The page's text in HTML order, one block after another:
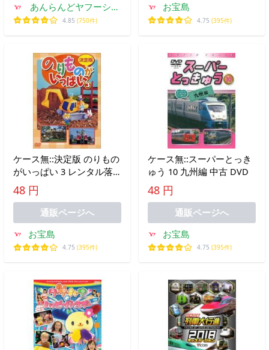
あんらんどヤフーショ
ップ
4.85 (750件)
お宝島
4.75 (395件)
ケース無::決定版 のりもの
がいっぱい 3 レンタル落
ち 中古 DVD
48 円
通販ページへ
お宝島
4.75 (395件)
ケース無::スーパーとっき
ゅう 10 九州編 中古 DVD
48 円
通販ページへ
お宝島
4.75 (395件)